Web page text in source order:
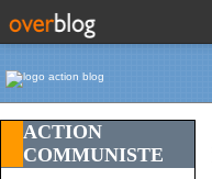
ACTION
COMMUNISTE